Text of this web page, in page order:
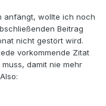
anfängt, wollte ich noch
Beitrag
nicht gestört wird.
vorkommende Zitat
damit nie mehr